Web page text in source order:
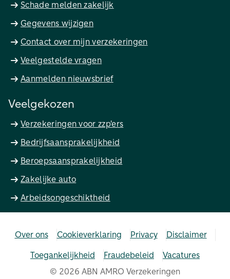
Schade melden zakelijk
Gegevens wijzigen
Contact over mijn verzekeringen
Veelgestelde vragen
Aanmelden nieuwsbrief
Veelgekozen
Verzekeringen voor zzp'ers
Bedrijfsaansprakelijkheid
Beroepsaansprakelijkheid
Zakelijke auto
Arbeidsongeschiktheid
Over ons Cookieverklaring Privacy Disclaimer
Toegankelijkheid Fraudebeleid
Vacatures
© 2026 ABN AMRO Verzekeringen